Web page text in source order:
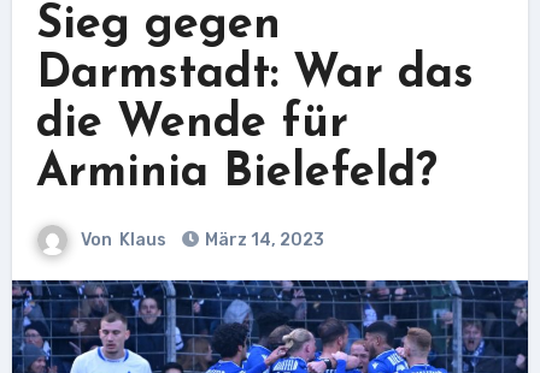
Sieg gegen
Darmstadt: War das
die Wende für
Arminia Bielefeld?
Von Klaus März 14, 2023